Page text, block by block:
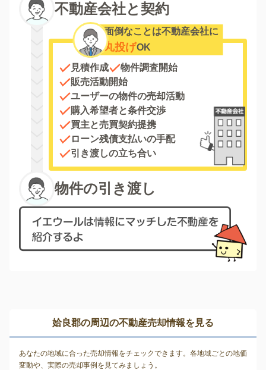
不動産会社と契約
面倒なことは不動産会社に
丸投げOK
見積作成
物件調査開始
販売活動開始
ユーザーの物件の売却活動
購入希望者と条件交渉
買主と売買契約提携
ローン残債支払いの手配
引き渡しの立ち合い
物件の引き渡し
姶良郡の周辺の不動産売却情報を見る
あなたの地域に合った売却情報をチェックできます。各地域ごとの地価
変動や、実際の売却事例を見てみましょう。